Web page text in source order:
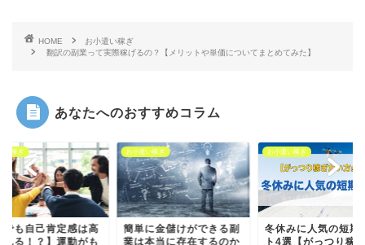
HOME
お小遣い稼ぎ
翻訳の副業って実際稼げるの？【メリットや単価についてまとめてみた】
あなたへのおすすめコラム
い稼ぎ
でも自己肯定感は高
れる！？】運動がも
お小遣い稼ぎ
簡単に金儲けができる副
業は本当に存在するのか
お小遣い稼ぎ
冬休みに人気の短期
ト4選【がっつり稼